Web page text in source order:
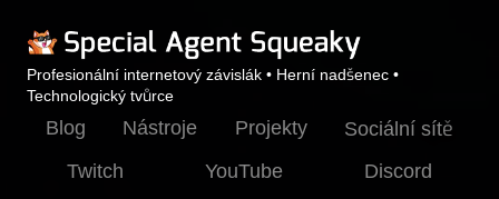
Profesionální internetový závislák • Herní nadšenec •
Technologický tvůrce
Blog Nástroje Projekty
Sociální sítě
Twitch
YouTube
Discord